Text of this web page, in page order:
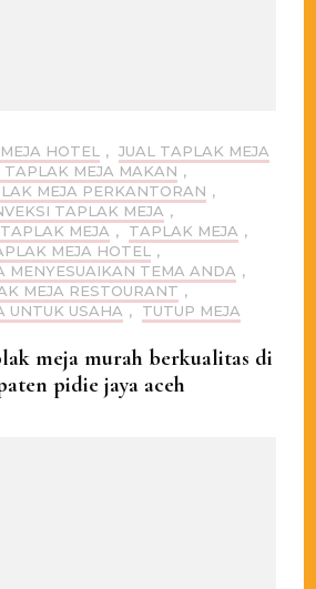
HOTEL , JUAL TAPLAK MEJA
TAPLAK MEJA MAKAN ,
MEJA PERKANTORAN ,
TAPLAK MEJA ,
MEJA , TAPLAK MEJA ,
MEJA HOTEL
,
MENYESUAIKAN TEMA ANDA ,
MEJA RESTOURANT ,
UNTUK USAHA , TUTUP MEJA
meja murah berkualitas di
pidie jaya aceh